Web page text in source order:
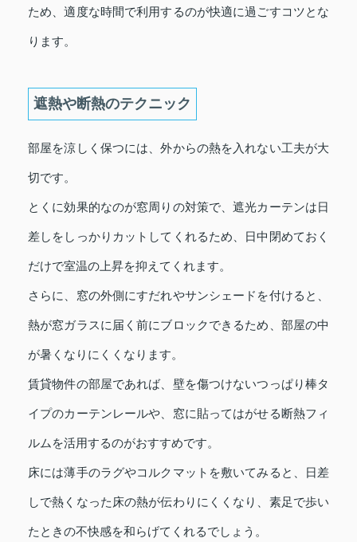
ため、適度な時間で利用するのが快適に過ごすコツとな
ります。
遮熱や断熱のテクニック
部屋を涼しく保つには、外からの熱を入れない工夫が大
切です。
とくに効果的なのが窓周りの対策で、遮光カーテンは日
差しをしっかりカットしてくれるため、日中閉めておく
だけで室温の上昇を抑えてくれます。
さらに、窓の外側にすだれやサンシェードを付けると、
熱が窓ガラスに届く前にブロックできるため、部屋の中
が暑くなりにくくなります。
賃貸物件の部屋であれば、壁を傷つけないつっぱり棒タ
イプのカーテンレールや、窓に貼ってはがせる断熱フィ
ルムを活用するのがおすすめです。
床には薄手のラグやコルクマットを敷いてみると、日差
しで熱くなった床の熱が伝わりにくくなり、素足で歩い
たときの不快感を和らげてくれるでしょう。